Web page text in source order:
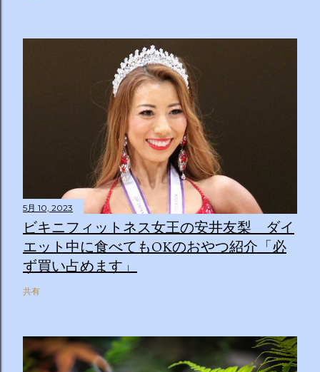
5月 10, 2023
ビキニフィットネス女王の安井友梨 ダイ
エット中に食べてもOKのおやつ紹介「必
ず買い占めます」
共有